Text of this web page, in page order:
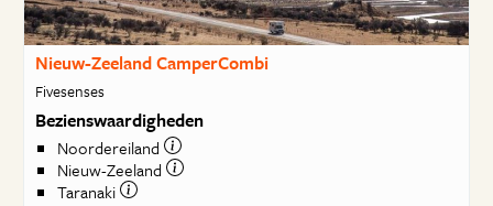
Nieuw-Zeeland CamperCombi
Fivesenses
Bezienswaardigheden
Noordereiland
Nieuw-Zeeland
Taranaki